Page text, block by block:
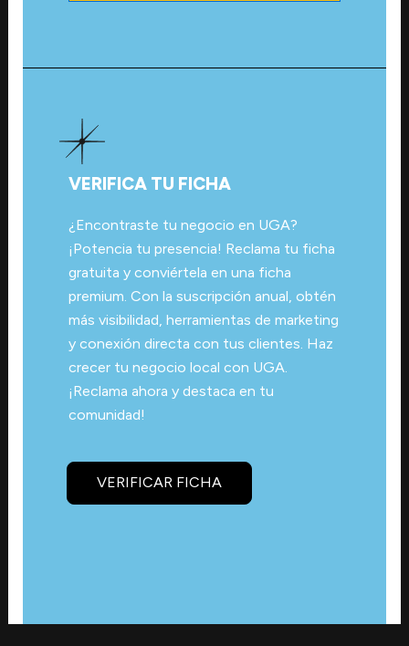
VERIFICA TU FICHA
¿Encontraste tu negocio en UGA?
¡Potencia tu presencia! Reclama tu ficha
gratuita y conviértela en una ficha
premium. Con la suscripción anual, obtén
más visibilidad, herramientas de marketing
y conexión directa con tus clientes. Haz
crecer tu negocio local con UGA.
¡Reclama ahora y destaca en tu
comunidad!
VERIFICAR FICHA